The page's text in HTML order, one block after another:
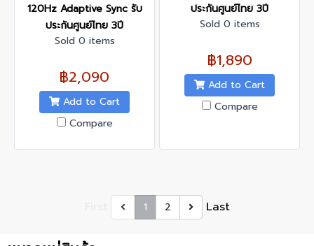
120Hz Adaptive Sync รับ
ประกันศูนย์ไทย 3ปี
Sold 0 items
฿2,090
Add to Cart
Compare
ประกันศูนย์ไทย 3ปี
Sold 0 items
฿1,890
Add to Cart
Compare
1 2 Last